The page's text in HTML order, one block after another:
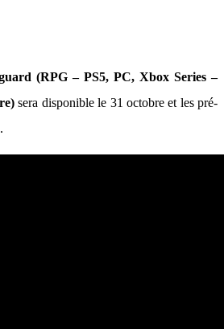
(RPG – PS5, PC, Xbox Series –
sera disponible le 31 octobre et les pré-